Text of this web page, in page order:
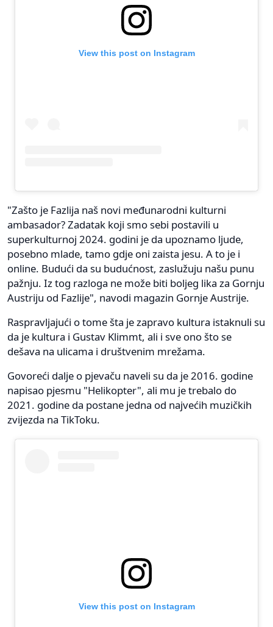
View this post on Instagram
"Zašto je Fazlija naš novi međunarodni kulturni
ambasador? Zadatak koji smo sebi postavili u
superkulturnoj 2024. godini je da upoznamo ljude,
posebno mlade, tamo gdje oni zaista jesu. A to je i
online. Budući da su budućnost, zaslužuju našu punu
pažnju. Iz tog razloga ne može biti boljeg lika za Gornju
Austriju od Fazlije", navodi magazin Gornje Austrije.
Raspravljajući o tome šta je zapravo kultura istaknuli su
da je kultura i Gustav Klimmt, ali i sve ono što se
dešava na ulicama i društvenim mrežama.
Govoreći dalje o pjevaču naveli su da je 2016. godine
napisao pjesmu "Helikopter", ali mu je trebalo do
2021. godine da postane jedna od najvećih muzičkih
zvijezda na TikToku.
View this post on Instagram